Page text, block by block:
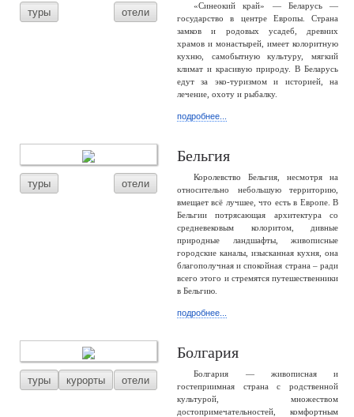
туры отели
«Синеокий край» — Беларусь —
государство в центре Европы. Страна
замков и родовых усадеб, древних
храмов и монастырей, имеет колоритную
кухню, самобытную культуру, мягкий
климат и красивую природу. В Беларусь
едут за эко-туризмом и историей, на
лечение, охоту и рыбалку.
подробнее...
туры отели
Бельгия
Королевство Бельгия, несмотря на
относительно небольшую территорию,
вмещает всё лучшее, что есть в Европе. В
Бельгии потрясающая архитектура со
средневековым колоритом, дивные
природные ландшафты, живописные
городские каналы, изысканная кухня, она
благополучная и спокойная страна – ради
всего этого и стремятся путешественники
в Бельгию.
подробнее...
туры курорты отели
Болгария
Болгария — живописная и
гостеприимная страна с родственной
культурой, множеством
достопримечательностей, комфортным